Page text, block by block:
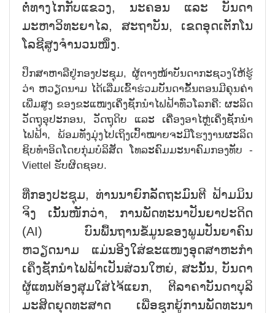
ຕໍ່ທາງໄກກັບແຂວງ, ນະຄອນ ແລະ ບັນດາ
ມະຫາວິທະຍາໄລ, ສະຖາບັນ, ເຂດອຸດເຕັກໂນ
ໂລຊີສູງຈຳນວນໜຶ່ງ.
ປຶກສາຫາລືຢູ່ກອງປະຊຸມ, ຜູ້ຕາງໜ້າບັນດາກະຊວງໃຫ້ຮູ້
ວ່າ ຫວຽດນາມ ໄດ້ເລີ່ມເຂົ້າຮ່ວມບັນດາຂັ້ນຕອນມີຄຸນຄ່າ
ເພີ່ມສູງ ຂອງຂະແໜງເຄິ່ງຊັກນຳໄຟຟ້າທົ່ວໂລກຄື: ຜະລິດ
ວັດຖຸອຸປະກອນ, ວັດຖຸດິບ ແລະ ເຄື່ອງອາໄຫຼ່ເຄິ່ງຊັກນຳ
ໄຟຟ້າ, ພ້ອມທັງມຸ່ງໄປເຖິງເປົ້າໝາຍຈະມີໂຮງງານຜະລິດ
ຊິບທຳອິດໂດຍກຸ່ມບໍລິສັດ ໂທລະຄົມມະນາຄົມກອງທັບ -
Viettel ຮັບຜິດຊອບ.
ທີ່ກອງປະຊຸມ, ທ່ານນາຍົກລັດຖະມົນຕີ ຟ້າມມິນ
ຈິງ ເນັ້ນໜັກວ່າ, ການພັດທະນາປັນຍາປະດິດ
(AI) ບົນພື້ນຖານຂໍ້ມູນຂອງພູມປັນຍາຄົນ
ຫວຽດນາມ ແມ່ນອີງໃສ່ຂະແໜງອຸດສາຫະກຳ
ເຄິ່ງຊັກນຳໄຟຟ້າເປັນສ່ວນໃຫຍ່, ສະນັ້ນ, ບັນດາ
ຜູ້ແທນຕ້ອງສຸມໃສ່ໄຈ້ແຍກ, ຕີລາຄາບັນດາບຸລິ
ມະສິດຍຸດທະສາດ ເພື່ອຊຸກຍູ້ການພັດທະນາ